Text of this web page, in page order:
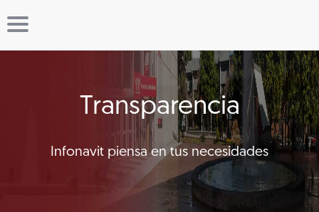
Transparencia
Infonavit piensa en tus necesidades